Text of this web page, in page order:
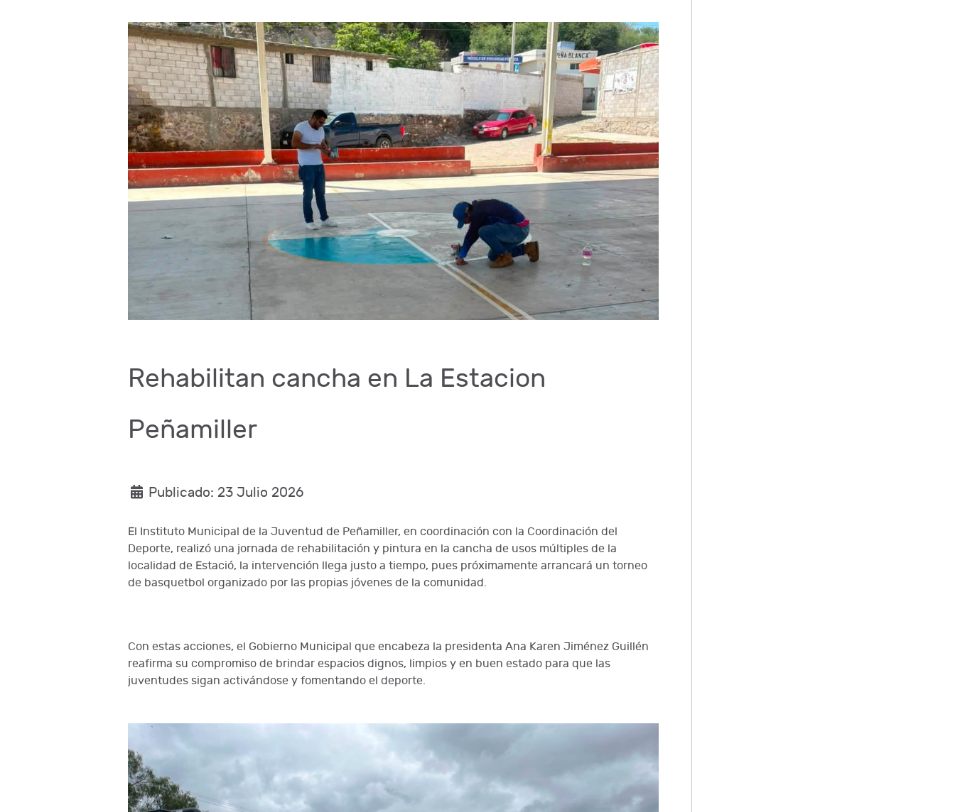
Rehabilitan cancha en La Estacion
Peñamiller
Publicado: 23 Julio 2026
El Instituto Municipal de la Juventud de Peñamiller, en coordinación con la Coordinación del
Deporte, realizó una jornada de rehabilitación y pintura en la cancha de usos múltiples de la
localidad de Estació, la intervención llega justo a tiempo, pues próximamente arrancará un torneo
de basquetbol organizado por las propias jóvenes de la comunidad.
Con estas acciones, el Gobierno Municipal que encabeza la presidenta Ana Karen Jiménez Guillén
reafirma su compromiso de brindar espacios dignos, limpios y en buen estado para que las
juventudes sigan activándose y fomentando el deporte.